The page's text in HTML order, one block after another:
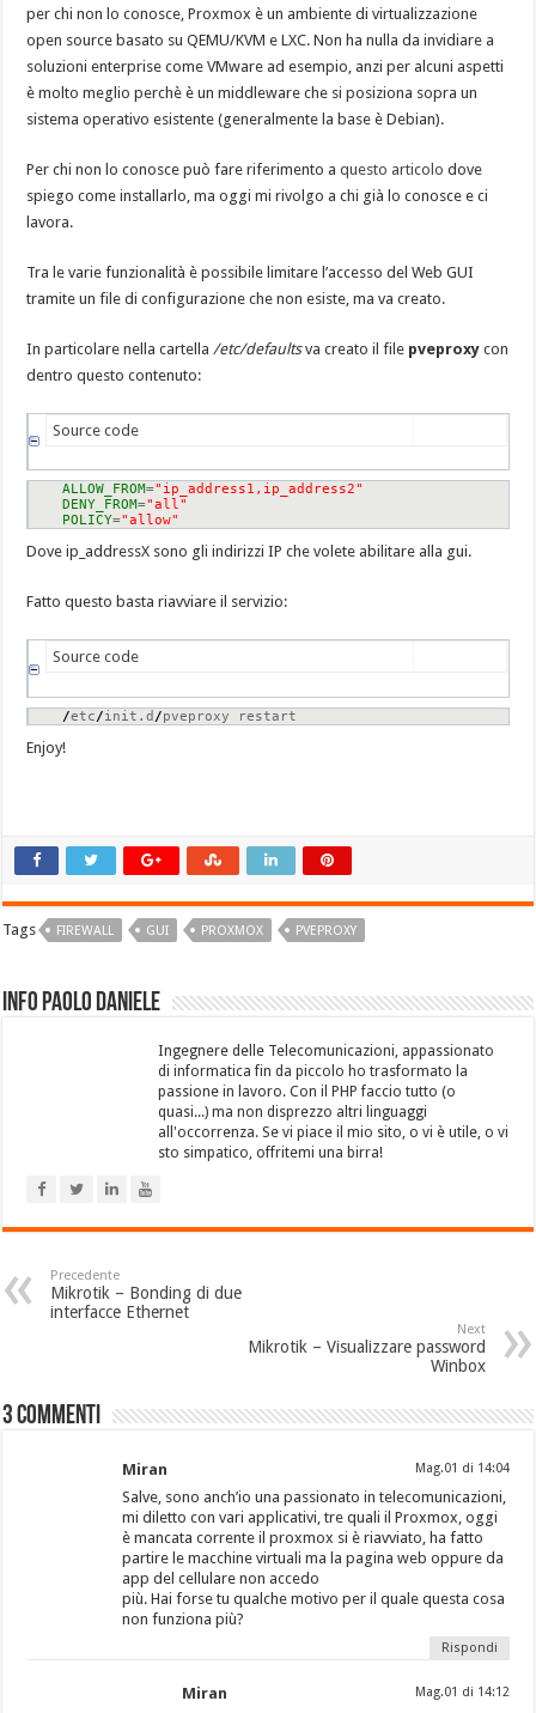
per chi non lo conosce, Proxmox è un ambiente di virtualizzazione
open source basato su QEMU/KVM e LXC. Non ha nulla da invidiare a
soluzioni enterprise come VMware ad esempio, anzi per alcuni aspetti
è molto meglio perchè è un middleware che si posiziona sopra un
sistema operativo esistente (generalmente la base è Debian).
Per chi non lo conosce può fare riferimento aquesto articolo dove
spiego come installarlo, ma oggi mi rivolgo a chi già lo conosce e ci
lavora.
Tra le varie funzionalità è possibile limitare l’accesso del Web GUI
tramite un file di configurazione che non esiste, ma va creato.
In particolare nella cartella /etc/defaultsva creato il file pveproxycon
dentro questo contenuto:
Source code
ALLOW_FROM="ip_address1,ip_address2"
DENY_FROM="all"
POLICY="allow"
Dove ip_addressX sono gli indirizzi IP che volete abilitare alla gui.
Fatto questo basta riavviare il servizio:
Source code
/etc/init.d /pveproxy restart
Enjoy!
Tags FIREWALL GUI PROXMOX PVEPROXY
Info Paolo Daniele
Ingegnere delle Telecomunicazioni, appassionato
di informatica fin da piccolo ho trasformato la
passione in lavoro. Con il PHP faccio tutto (o
quasi...) ma non disprezzo altri linguaggi
all'occorrenza. Se vi piace il mio sito, o vi è utile, o vi
sto simpatico, offritemi una birra!
Precedente
Mikrotik – Bonding di due
interfacce Ethernet
Next
Mikrotik – Visualizzare password
Winbox
3 Commenti
Miran Mag.01 di 14:04
Salve, sono anch’io una passionato in telecomunicazioni,
mi diletto con vari applicativi, tre quali il Proxmox, oggi
è mancata corrente il proxmox si è riavviato, ha fatto
partire le macchine virtuali ma la pagina web oppure da
app del cellulare non accedo
più. Hai forse tu qualche motivo per il quale questa cosa
non funziona più?
Rispondi
Miran Mag.01 di 14:12